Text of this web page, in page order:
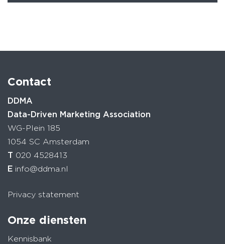
Contact
DDMA
Data-Driven Marketing Association
WG-Plein 185
1054 SC Amsterdam
T 020 4528413
E info@ddma.nl
Privacy statement
Onze diensten
Kennisbank